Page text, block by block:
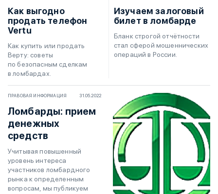
Как выгодно
продать телефон
Vertu
Как купить или продать
Верту: советы
по безопасным сделкам
в ломбардах.
Изучаем залоговый
билет в ломбарде
Бланк строгой отчётности
стал сферой мошеннических
операций в России.
ПРАВОВАЯ ИНФОРМАЦИЯ 31.05.2022
Ломбарды: прием
денежных
средств
Учитывая повышенный
уровень интереса
участников ломбардного
рынка к определенным
вопросам, мы публикуем